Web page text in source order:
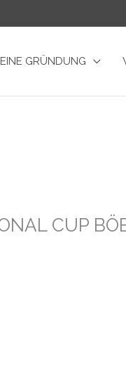
GRÜNDUNG
CUP